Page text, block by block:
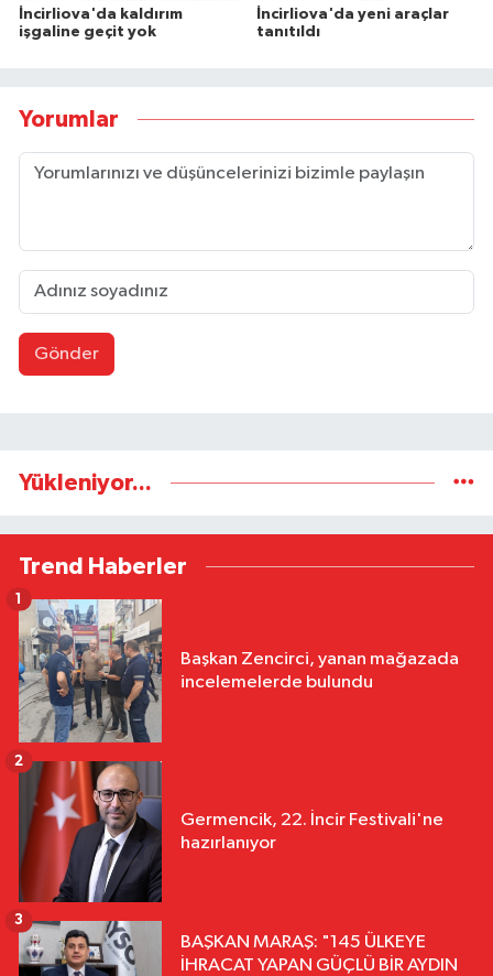
İncirliova'da kaldırım
işgaline geçit yok
İncirliova'da yeni araçlar
tanıtıldı
Yorumlar
Gönder
Yükleniyor...
Trend Haberler
Başkan Zencirci, yanan mağazada
incelemelerde bulundu
1
Germencik, 22. İncir Festivali'ne
hazırlanıyor
2
BAŞKAN MARAŞ: "145 ÜLKEYE
İHRACAT YAPAN GÜÇLÜ BİR AYDIN
3